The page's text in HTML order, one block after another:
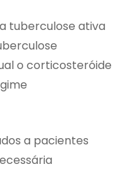
tuberculose ativa
o corticosteróide
a pacientes